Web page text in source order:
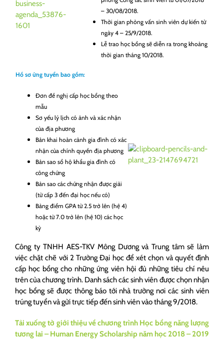
– 30/08/2018.
Thời gian phỏng vấn sinh viên dự kiến từ
ngày 4 – 25/9/2018.
Lễ trao học bổng sẽ diễn ra trong khoảng
thời gian tháng 10/2018.
Hồ sơ ứng tuyển bao gồm:
Đơn đề nghị cấp học bổng theo
mẫu
Sơ yếu lý lịch có ảnh và xác nhận
của địa phương
Bản khai hoàn cảnh gia đình có xác
nhận của chính quyền địa phương
Bản sao sổ hộ khẩu gia đình có
công chứng
Bản sao các chứng nhận được giải
(từ cấp 3 đến đại học nếu có)
Bảng điểm GPA từ 2.5 trở lên (hệ 4)
hoặc từ 7.0 trở lên (hệ 10) các học
kỳ
Công ty TNHH AES-TKV Mông Dương và Trung tâm sẽ làm
việc chặt chẽ với 2 Trường Đại học để xét chọn và quyết định
cấp học bổng cho những ứng viên hội đủ những tiêu chí nêu
trên của chương trình. Danh sách các sinh viên được chọn nhận
học bổng sẽ được thông báo tới nhà trường nơi các sinh viên
trúng tuyển và gửi trực tiếp đến sinh viên vào tháng 9/2018.
Tải xuống tờ giới thiệu về chương trình Học bổng năng lượng
tương lai – Human Energy Scholarship năm học 2018 – 2019